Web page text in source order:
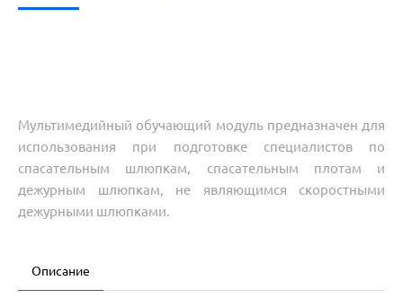
Мультимедийный обучающий модуль предназначен для
использования при подготовке специалистов по
спасательным шлюпкам, спасательным плотам и
дежурным шлюпкам, не являющимся скоростными
дежурными шлюпками.
Описание